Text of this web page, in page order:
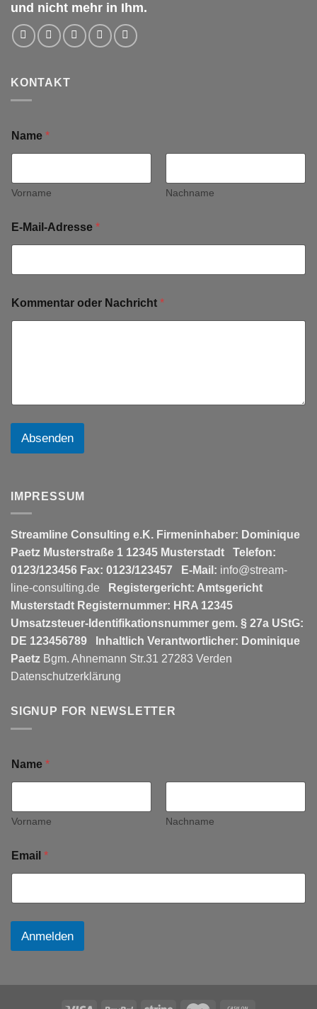
und nicht mehr in Ihm.
KONTAKT
Name *
Vorname Nachname
E-Mail-Adresse *
Kommentar oder Nachricht *
Absenden
IMPRESSUM
Streamline Consulting e.K. Firmeninhaber: Dominique
Paetz Musterstraße 1 12345 Musterstadt
Telefon:
0123/123456 Fax: 0123/123457 E-Mail: info@stream-
line-consulting.de
Registergericht: Amtsgericht
Musterstadt Registernummer: HRA 12345
Umsatzsteuer-Identifikationsnummer gem. § 27a UStG:
DE 123456789
Inhaltlich Verantwortlicher: Dominique
Paetz Bgm. Ahnemann Str.31 27283 Verden
Datenschutzerklärung
SIGNUP FOR NEWSLETTER
Name *
Vorname Nachname
Email *
Anmelden